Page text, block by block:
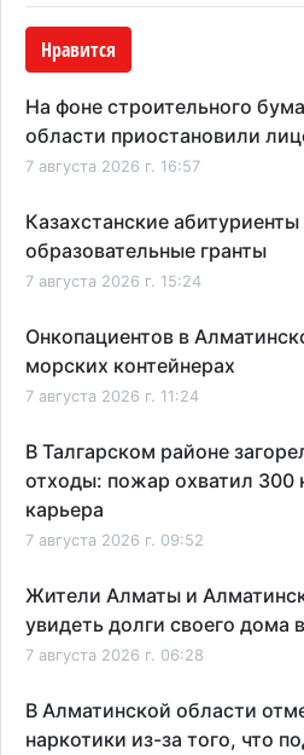
Нравится
На фоне строительного
области приостановили
7 августа 2026 г. 16:57
Казахстанские
образовательные гранты
7 августа 2026 г. 15:24
Онкопациентов в
морских контейнерах
7 августа 2026 г. 11:24
В Талгарском районе
отходы: пожар охватил 300
карьера
7 августа 2026 г. 09:52
Жители Алматы и
увидеть долги своего дома
7 августа 2026 г. 06:28
В Алматинской области
наркотики из-за того, что